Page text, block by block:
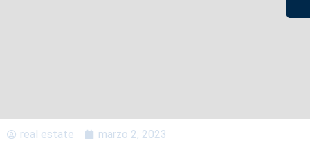
real estate marzo 2, 2023